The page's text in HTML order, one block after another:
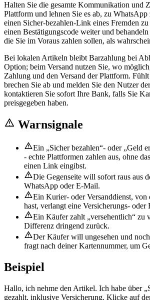
Halten Sie die gesamte Kommunikation und
Plattform und lehnen Sie es ab, zu WhatsApp
einen Sicher-bezahlen-Link eines Fremden
einen Bestätigungscode weiter und
die Sie im Voraus zahlen sollen, als
Bei lokalen Artikeln bleibt Barzahlung bei
Option; beim Versand nutzen Sie, wo
Zahlung und den Versand der Plattform.
brechen Sie ab und melden Sie den Nutzer
kontaktieren Sie sofort Ihre Bank, falls Sie
preisgegeben haben.
Warnsignale
Ein „Sicher bezahlen“- oder „Geld
- echte Plattformen zahlen aus, ohne
einen Link eingibst.
Die Gegenseite will sofort raus aus
WhatsApp oder E-Mail.
Ein Kurier- oder Versanddienst, von
hast, verlangt eine Versicherungs- oder
Ein Käufer zahlt „versehentlich“ zu
Differenz dringend zurück.
Der Käufer will ungesehen und
fragt nach deiner Kartennummer, um
Beispiel
Hallo, ich nehme den Artikel. Ich habe über
gezahlt, inklusive Versicherung. Klicke auf